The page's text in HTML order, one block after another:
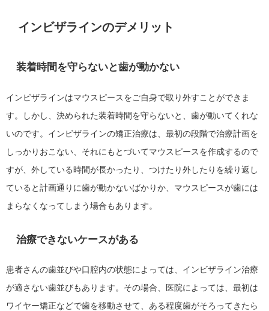
インビザラインのデメリット
装着時間を守らないと歯が動かない
インビザラインはマウスピースをご自身で取り外すことができま
す。しかし、決められた装着時間を守らないと、歯が動いてくれな
いのです。インビザラインの矯正治療は、最初の段階で治療計画を
しっかりおこない、それにもとづいてマウスピースを作成するので
すが、外している時間が長かったり、つけたり外したりを繰り返し
ていると計画通りに歯が動かないばかりか、マウスピースが歯には
まらなくなってしまう場合もあります。
治療できないケースがある
患者さんの歯並びや口腔内の状態によっては、インビザライン治療
が適さない歯並びもあります。その場合、医院によっては、最初は
ワイヤー矯正などで歯を移動させて、ある程度歯がそろってきたら